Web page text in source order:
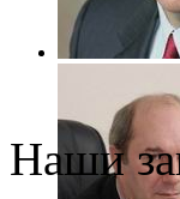
Наши